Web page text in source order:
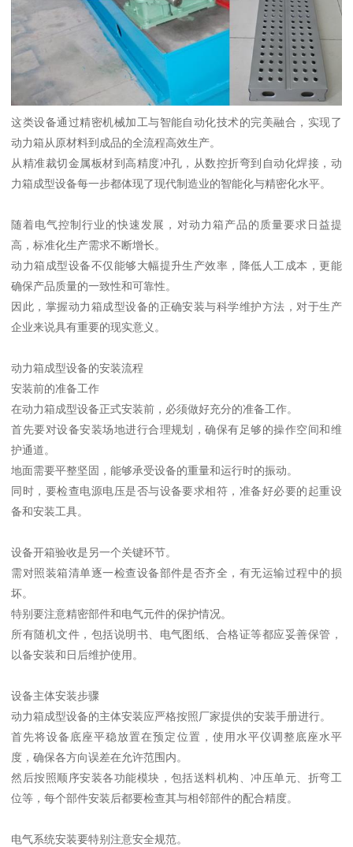
这类设备通过精密机械加工与智能自动化技术的完美融合，实现了
动力箱从原材料到成品的全流程高效生产。
从精准裁切金属板材到高精度冲孔，从数控折弯到自动化焊接，动
力箱成型设备每一步都体现了现代制造业的智能化与精密化水平。
随着电气控制行业的快速发展，对动力箱产品的质量要求日益提
高，标准化生产需求不断增长。
动力箱成型设备不仅能够大幅提升生产效率，降低人工成本，更能
确保产品质量的一致性和可靠性。
因此，掌握动力箱成型设备的正确安装与科学维护方法，对于生产
企业来说具有重要的现实意义。
动力箱成型设备的安装流程
安装前的准备工作
在动力箱成型设备正式安装前，必须做好充分的准备工作。
首先要对设备安装场地进行合理规划，确保有足够的操作空间和维
护通道。
地面需要平整坚固，能够承受设备的重量和运行时的振动。
同时，要检查电源电压是否与设备要求相符，准备好必要的起重设
备和安装工具。
设备开箱验收是另一个关键环节。
需对照装箱清单逐一检查设备部件是否齐全，有无运输过程中的损
坏。
特别要注意精密部件和电气元件的保护情况。
所有随机文件，包括说明书、电气图纸、合格证等都应妥善保管，
以备安装和日后维护使用。
设备主体安装步骤
动力箱成型设备的主体安装应严格按照厂家提供的安装手册进行。
首先将设备底座平稳放置在预定位置，使用水平仪调整底座水平
度，确保各方向误差在允许范围内。
然后按照顺序安装各功能模块，包括送料机构、冲压单元、折弯工
位等，每个部件安装后都要检查其与相邻部件的配合精度。
电气系统安装要特别注意安全规范。